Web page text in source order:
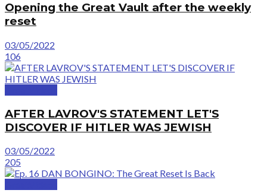
Opening the Great Vault after the weekly
reset
03/05/2022
106
AFTER LAVROV'S STATEMENT LET'S
DISCOVER IF HITLER WAS JEWISH
03/05/2022
205